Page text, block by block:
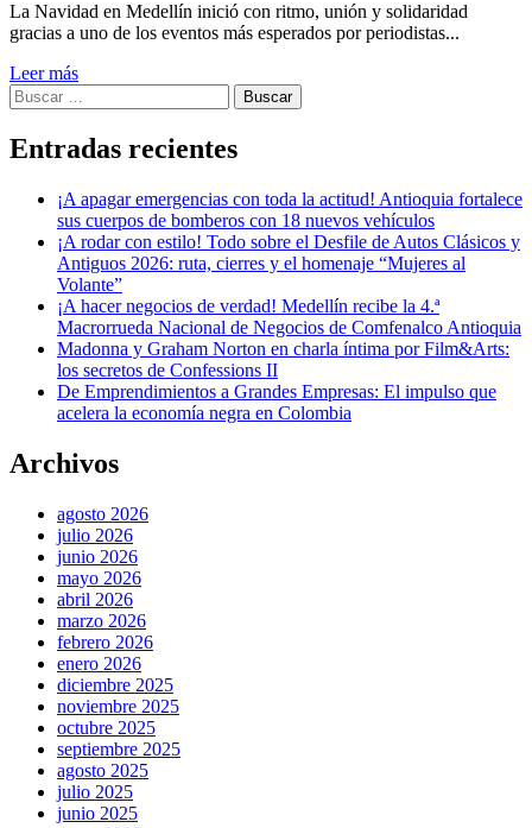
La Navidad en Medellín inició con ritmo, unión y solidaridad
gracias a uno de los eventos más esperados por periodistas...
Leer más
Buscar:
Entradas recientes
¡A apagar emergencias con toda la actitud! Antioquia fortalece
sus cuerpos de bomberos con 18 nuevos vehículos
¡A rodar con estilo! Todo sobre el Desfile de Autos Clásicos y
Antiguos 2026: ruta, cierres y el homenaje “Mujeres al
Volante”
¡A hacer negocios de verdad! Medellín recibe la 4.ª
Macrorrueda Nacional de Negocios de Comfenalco Antioquia
Madonna y Graham Norton en charla íntima por Film&Arts:
los secretos de Confessions II
De Emprendimientos a Grandes Empresas: El impulso que
acelera la economía negra en Colombia
Archivos
agosto 2026
julio 2026
junio 2026
mayo 2026
abril 2026
marzo 2026
febrero 2026
enero 2026
diciembre 2025
noviembre 2025
octubre 2025
septiembre 2025
agosto 2025
julio 2025
junio 2025